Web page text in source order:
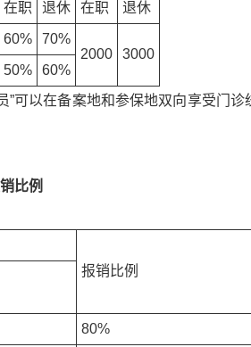
在职 退休 在职 退休
60%
70%
2000
3000
50%
60%
”可以在备案地和参保地双向享受门
比例
报销比例
80%